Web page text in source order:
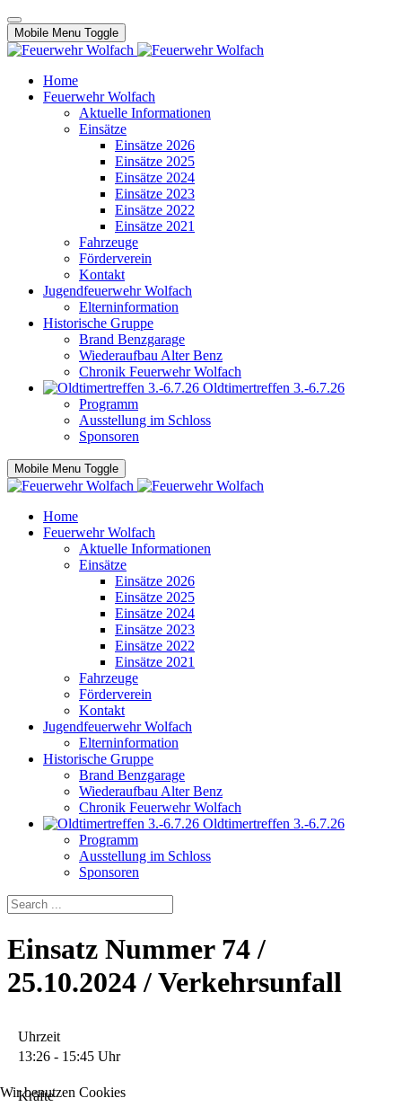
Mobile Menu Toggle
Home
Feuerwehr Wolfach
Aktuelle Informationen
Einsätze
Einsätze 2026
Einsätze 2025
Einsätze 2024
Einsätze 2023
Einsätze 2022
Einsätze 2021
Fahrzeuge
Förderverein
Kontakt
Jugendfeuerwehr Wolfach
Elterninformation
Historische Gruppe
Brand Benzgarage
Wiederaufbau Alter Benz
Chronik Feuerwehr Wolfach
Oldtimertreffen 3.-6.7.26
Programm
Ausstellung im Schloss
Sponsoren
Mobile Menu Toggle
Home
Feuerwehr Wolfach
Aktuelle Informationen
Einsätze
Einsätze 2026
Einsätze 2025
Einsätze 2024
Einsätze 2023
Einsätze 2022
Einsätze 2021
Fahrzeuge
Förderverein
Kontakt
Jugendfeuerwehr Wolfach
Elterninformation
Historische Gruppe
Brand Benzgarage
Wiederaufbau Alter Benz
Chronik Feuerwehr Wolfach
Oldtimertreffen 3.-6.7.26
Programm
Ausstellung im Schloss
Sponsoren
Einsatz Nummer 74 /
25.10.2024 / Verkehrsunfall
Uhrzeit
13:26 - 15:45 Uhr
Kräfte
Wir benutzen Cookies